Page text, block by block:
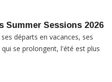
Summer Sessions 2026
départs en vacances, ses
se prolongent, l'été est plus